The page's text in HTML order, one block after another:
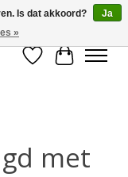
Verlanglijst
met
Is dat akkoord?
Ja
»